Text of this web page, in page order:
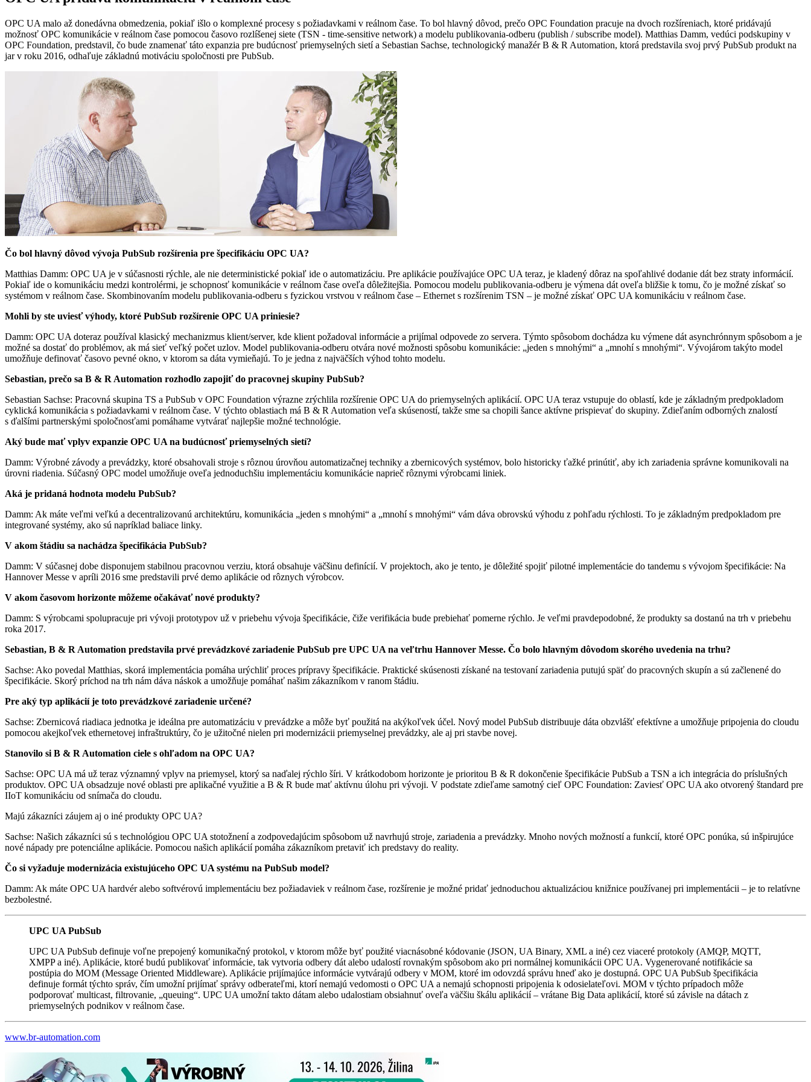
OPC UA malo až donedávna obmedzenia, pokiaľ išlo o komplexné procesy s požiadavkami v reálnom čase. To bol hlavný dôvod, prečo OPC Foundation pracuje na dvoch rozšíreniach, ktoré pridávajú
možnosť OPC komunikácie v reálnom čase pomocou časovo rozlíšenej siete (TSN - time-sensitive network) a modelu publikovania-odberu (publish / subscribe model). Matthias Damm, vedúci podskupiny v
OPC Foundation, predstavil, čo bude znamenať táto expanzia pre budúcnosť priemyselných sietí a Sebastian Sachse, technologický manažér B & R Automation, ktorá predstavila svoj prvý PubSub produkt na
jar v roku 2016, odhaľuje základnú motiváciu spoločnosti pre PubSub.
Čo bol hlavný dôvod vývoja PubSub rozšírenia pre špecifikáciu OPC UA?
Matthias Damm: OPC UA je v súčasnosti rýchle, ale nie deterministické pokiaľ ide o automatizáciu. Pre aplikácie používajúce OPC UA teraz, je kladený dôraz na spoľahlivé dodanie dát bez straty infor­mácií.
Pokiaľ ide o komunikáciu medzi kontrolérmi, je schopnosť komunikácie v reálnom čase oveľa dôležitejšia. Pomocou modelu publikovania-odberu je výmena dát oveľa bližšie k tomu, čo je možné získať so
systémom v reálnom čase. Skombinovaním modelu publikovania-odberu s fyzickou vrstvou v reálnom čase – Ethernet s rozšírenim TSN – je možné získať OPC UA komunikáciu v reálnom čase.
Mohli by ste uviesť výhody, ktoré PubSub rozšírenie OPC UA priniesie?
Damm: OPC UA doteraz používal klasický mechanizmus klient/server, kde klient požadoval informácie a prijímal odpovede zo servera. Týmto spôsobom dochádza ku výmene dát asynchrónnym spôsobom a je
možné sa dostať do problémov, ak má sieť veľký počet uzlov. Model publikovania-odberu otvára nové možnosti spôsobu komunikácie: „jeden s mnohými“ a „mnohí s mnohými“. Vývojárom takýto model
umožňuje definovať časovo pevné okno, v ktorom sa dáta vymieňajú. To je jedna z najväčších výhod tohto modelu.
Sebastian, prečo sa B & R Automation rozhodlo zapojiť do pracovnej skupiny PubSub?
Sebastian Sachse: Pracovná skupina TS a PubSub v OPC Foundation výrazne zrýchlila rozšírenie OPC UA do priemyselných aplikácií. OPC UA teraz vstupuje do oblastí, kde je základným predpokladom
cyklická komunikácia s požiadavkami v reálnom čase. V týchto oblastiach má B & R Automation veľa skúseností, takže sme sa chopili šance aktívne prispievať do skupiny. Zdieľaním odborných znalostí
s ďalšími partnerskými spoločnosťami pomáhame vytvárať najlepšie možné technológie.
Aký bude mať vplyv expanzie OPC UA na budúcnosť priemyselných sietí?
Damm: Výrobné závody a prevádzky, ktoré obsahovali stroje s rôznou úrovňou automatizačnej techniky a zbernicových systémov, bolo historicky ťažké prinútiť, aby ich zariadenia správne komunikovali na
úrovni riadenia. Súčasný OPC model umožňuje oveľa jednoduchšiu implementáciu komunikácie naprieč rôznymi výrobcami liniek.
Aká je pridaná hodnota modelu PubSub?
Damm: Ak máte veľmi veľkú a decentralizovanú architektúru, komunikácia „jeden s mnohými“ a „mnohí s mnohými“ vám dáva obrovskú výhodu z pohľadu rýchlosti. To je základným predpokladom pre
integrované systémy, ako sú napríklad baliace linky.
V akom štádiu sa nachádza špecifikácia PubSub?
Damm: V súčasnej dobe disponujem stabilnou pracovnou verziu, ktorá obsahuje väčšinu definícií. V projektoch, ako je tento, je dôležité spojiť pilotné implementácie do tandemu s vývojom špecifikácie: Na
Hannover Messe v apríli 2016 sme predstavili prvé demo aplikácie od rôznych výrobcov.
V akom časovom horizonte môžeme očakávať nové produkty?
Damm: S výrobcami spolupracuje pri vývoji prototypov už v priebehu vývoja špecifikácie, čiže verifikácia bude prebiehať pomerne rýchlo. Je veľmi pravdepodobné, že produkty sa dostanú na trh v priebehu
roka 2017.
Sebastian, B & R Automation predstavila prvé prevádzkové zariadenie PubSub pre UPC UA na veľtrhu Hannover Messe. Čo bolo hlavným dôvodom skorého uvedenia na trhu?
Sachse: Ako povedal Matthias, skorá implementácia pomáha urýchliť proces prípravy špecifikácie. Praktické skúsenosti získané na testovaní zariadenia putujú späť do pracovných skupín a sú začlenené do
špecifikácie. Skorý príchod na trh nám dáva náskok a umožňuje pomáhať našim zákazníkom v ranom štádiu.
Pre aký typ aplikácií je toto prevádzkové zariadenie určené?
Sachse: Zbernicová riadiaca jednotka je ideálna pre automatizáciu v prevádzke a môže byť použitá na akýkoľvek účel. Nový model PubSub distribuuje dáta obzvlášť efektívne a umožňuje pripojenia do cloudu
pomocou akejkoľvek ethernetovej infraštruktúry, čo je užitočné nielen pri modernizácii priemyselnej prevádzky, ale aj pri stavbe novej.
Stanovilo si B & R Automation ciele s ohľadom na OPC UA?
Sachse: OPC UA má už teraz významný vplyv na priemysel, ktorý sa naďalej rýchlo šíri. V krátkodobom horizonte je prioritou B & R dokončenie špecifikácie PubSub a TSN a ich integrácia do príslušných
produktov. OPC UA obsadzuje nové oblasti pre aplikačné využitie a B & R bude mať aktívnu úlohu pri vývoji. V podstate zdieľame samotný cieľ OPC Foundation: Zaviesť OPC UA ako otvorený štandard pre
IIoT komunikáciu od snímača do cloudu.
Majú zákazníci záujem aj o iné produkty OPC UA?
Sachse: Našich zákazníci sú s technológiou OPC UA stotožnení a zodpovedajúcim spôsobom už navrhujú stroje, zariadenia a prevádzky. Mnoho nových možností a funkcií, ktoré OPC ponúka, sú inšpirujúce
nové nápady pre potenciálne aplikácie. Pomocou našich aplikácií pomáha zákazníkom pretaviť ich predstavy do reality.
Čo si vyžaduje modernizácia existujúceho OPC UA systému na PubSub model?
Damm: Ak máte OPC UA hardvér alebo softvérovú implementáciu bez požiadaviek v reálnom čase, rozšírenie je možné pridať jednoduchou aktualizáciou knižnice používanej pri implementácii – je to relatívne
bezbolestné.
UPC UA PubSub
UPC UA PubSub definuje voľne prepojený komunikačný protokol, v ktorom môže byť použité viacnásobné kódovanie (JSON, UA Binary, XML a iné) cez viaceré protokoly (AMQP, MQTT,
XMPP a iné). Aplikácie, ktoré budú publikovať informácie, tak vytvoria odbery dát alebo udalostí rovnakým spôsobom ako pri normálnej komunikácii OPC UA. Vygenerované notifikácie sa
postúpia do MOM (Message Oriented Middleware). Aplikácie prijímajúce informácie vytvárajú odbery v MOM, ktoré im odovzdá správu hneď ako je dostupná. OPC UA PubSub špecifikácia
definuje formát týchto správ, čím umožní prijímať správy odberateľmi, ktorí nemajú vedomosti o OPC UA a nemajú schopnosti pripojenia k odosielateľovi. MOM v týchto prípadoch môže
podporovať multicast, filtrovanie, „queuing“. UPC UA umožní takto dátam alebo udalostiam obsiahnuť oveľa väčšiu škálu aplikácií – vrátane Big Data aplikácií, ktoré sú závisle na dátach z
priemyselných podnikov v reálnom čase.
www.br-automation.com